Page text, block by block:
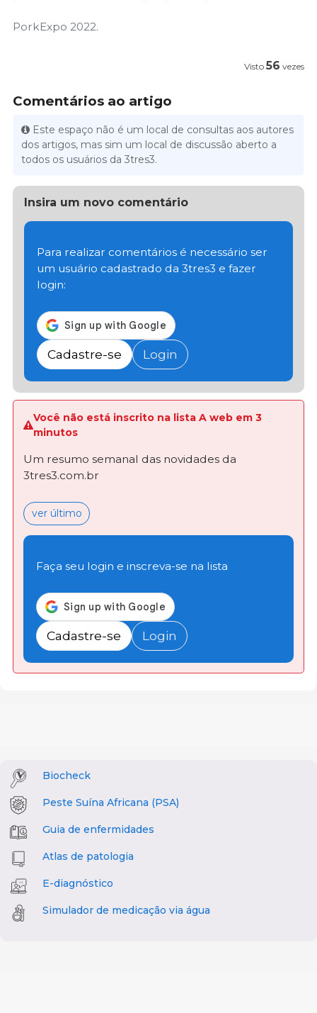
PorkExpo 2022.
Visto 56 vezes
Comentários ao artigo
Este espaço não é um local de consultas aos autores
dos artigos, mas sim um local de discussão aberto a
todos os usuários da 3tres3.
Insira um novo comentário
Para realizar comentários é necessário ser
um usuário cadastrado da 3tres3 e fazer
login:
Cadastre-se Login
Você não está inscrito na lista A web em 3
minutos
Um resumo semanal das novidades da
3tres3.com.br
ver último
Faça seu login e inscreva-se na lista
Cadastre-se Login
Biocheck
Peste Suína Africana (PSA)
Guia de enfermidades
Atlas de patologia
E-diagnóstico
Simulador de medicação via água